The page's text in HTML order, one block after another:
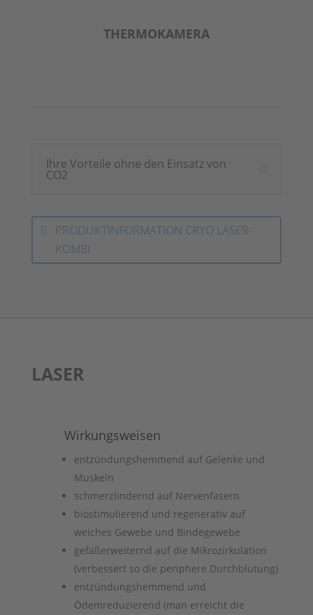
THERMOKAMERA
Ihre Vorteile ohne den Einsatz von
CO2
PRODUKTINFORMATION CRYO LASER-
KOMBI
LASER
Wirkungsweisen
entzündungshemmend auf Gelenke und
Muskeln
schmerzlindernd auf Nervenfasern
biostimulierend und regenerativ auf
weiches Gewebe und Bindegewebe
gefäßerweiternd auf die Mikrozirkulation
(verbessert so die periphere Durchblutung)
entzündungshemmend und
Ödemreduzierend (man erreicht die